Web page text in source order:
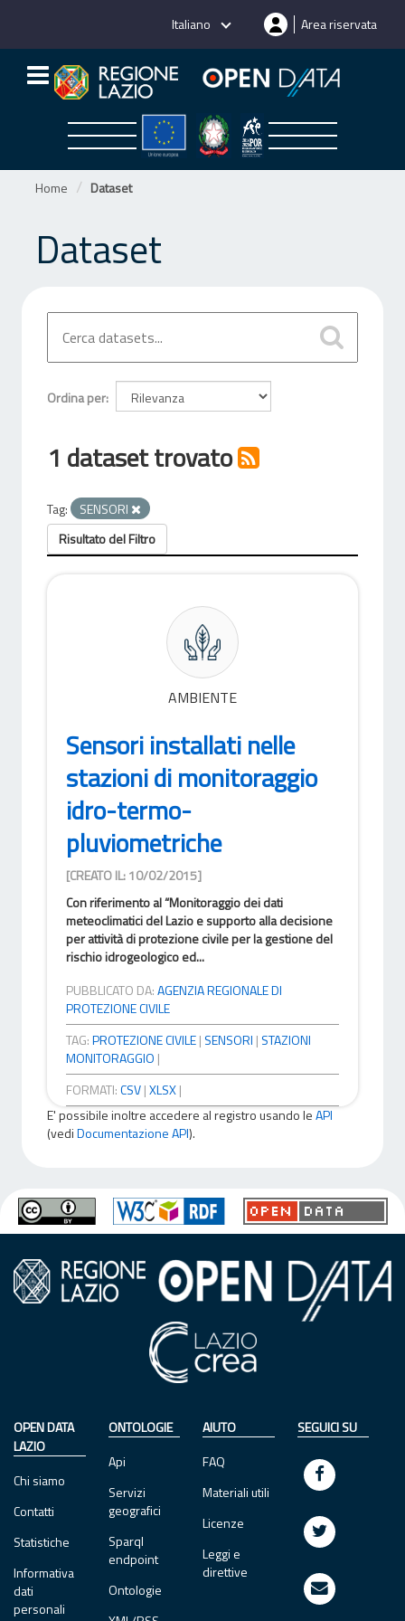
Italiano Area riservata
Home Dataset
Dataset
Ordina per
1 dataset trovato
Tag:
SENSORI
Risultato del Filtro
AMBIENTE
Sensori installati nelle
stazioni di monitoraggio
idro-termo-
pluviometriche
[CREATO IL: 10/02/2015]
Con riferimento al “Monitoraggio dei dati
meteoclimatici del Lazio e supporto alla decisione
per attività di protezione civile per la gestione del
rischio idrogeologico ed...
PUBBLICATO DA:AGENZIA REGIONALE DI
PROTEZIONE CIVILE
TAG:PROTEZIONE CIVILE| SENSORI | STAZIONI
MONITORAGGIO |
FORMATI:CSV|XLSX|
E' possibile inoltre accedere al registro usando leAPI
(vediDocumentazione API).
OPEN DATA
LAZIO
Chi siamo
Contatti
Statistiche
Informativa
dati
personali
ONTOLOGIE
Api
Servizi
geografici
Sparql
endpoint
Ontologie
AIUTO
FAQ
Materiali utili
Licenze
Leggi e
direttive
SEGUICI SU